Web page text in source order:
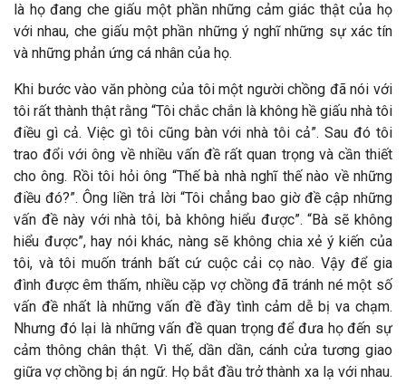
là họ đang che giấu một phần những cảm giác thật của họ
với nhau, che giấu một phần những ý nghĩ những sự xác tín
và những phản ứng cá nhân của họ.
Khi bước vào văn phòng của tôi một người chồng đã nói với
tôi rất thành thật rằng “Tôi chắc chắn là không hề giấu nhà tôi
điều gì cả. Việc gì tôi cũng bàn với nhà tôi cả”. Sau đó tôi
trao đổi với ông về nhiều vấn đề rất quan trọng và cần thiết
cho ông. Rồi tôi hỏi ông “Thế bà nhà nghĩ thế nào về những
điều đó?”. Ông liền trả lời “Tôi chẳng bao giờ đề cập những
vấn đề này với nhà tôi, bà không hiểu được”. “Bà sẽ không
hiểu được”, hay nói khác, nàng sẽ không chia xẻ ý kiến của
tôi, và tôi muốn tránh bất cứ cuộc cải cọ nào. Vậy để gia
đình được êm thấm, nhiều cặp vợ chồng đã tránh né một số
vấn đề nhất là những vấn đề đầy tình cảm dễ bị va chạm.
Nhưng đó lại là những vấn đề quan trọng để đưa họ đến sự
cảm thông chân thật. Vì thế, dần dần, cánh cửa tương giao
giữa vợ chồng bị án ngữ. Họ bắt đầu trở thành xa lạ với nhau.